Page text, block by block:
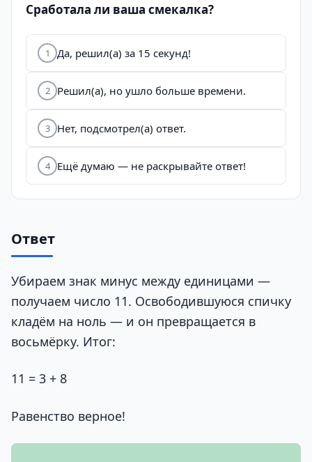
Сработала ли ваша смекалка?
1 Да, решил(а) за 15 секунд!
2 Решил(а), но ушло больше времени.
3 Нет, подсмотрел(а) ответ.
4 Ещё думаю — не раскрывайте ответ!
Ответ
Убираем знак минус между единицами —
получаем число 11. Освободившуюся спичку
кладём на ноль — и он превращается в
восьмёрку. Итог:
11 = 3 + 8
Равенство верное!